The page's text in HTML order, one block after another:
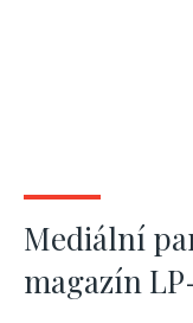
Mediální
magazín